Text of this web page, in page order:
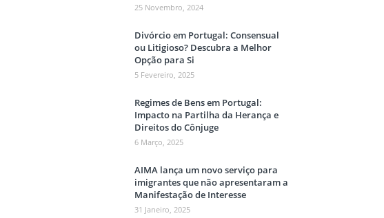
25 Novembro, 2024
Divórcio em Portugal: Consensual
ou Litigioso? Descubra a Melhor
Opção para Si
5 Fevereiro, 2025
Regimes de Bens em Portugal:
Impacto na Partilha da Herança e
Direitos do Cônjuge
6 Março, 2025
AIMA lança um novo serviço para
imigrantes que não apresentaram a
Manifestação de Interesse
31 Janeiro, 2025